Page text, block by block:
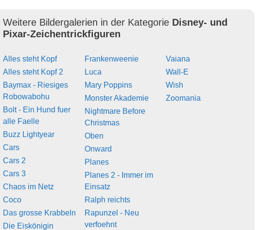
Weitere Bildergalerien in der Kategorie Disney- und
Pixar-Zeichentrickfiguren
Alles steht Kopf
Alles steht Kopf 2
Baymax - Riesiges
Robowabohu
Bolt - Ein Hund fuer
alle Faelle
Buzz Lightyear
Cars
Cars 2
Cars 3
Chaos im Netz
Coco
Das grosse Krabbeln
Die Eiskönigin
Frankenweenie
Luca
Mary Poppins
Monster Akademie
Nightmare Before
Christmas
Oben
Onward
Planes
Planes 2 - Immer im
Einsatz
Ralph reichts
Rapunzel - Neu
verfoehnt
Vaiana
Wall-E
Wish
Zoomania